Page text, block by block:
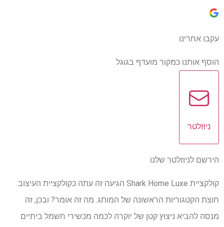
עקבו אחרינו
הוסף אותנו כמקור מועדף בגוגל
ניוזלטר
הירשם לניוזלטר שלנו
קולקציית Shark Home Luxe הגיעה זה עתה כקולקציית העיצוב
חוצת הקטגוריות הראשונה של המותג. מה זה אומר? ובכן, זה
מנסה להביא ניצוץ קטן של יוקרה לכמה מכשירי חשמל ביתיים